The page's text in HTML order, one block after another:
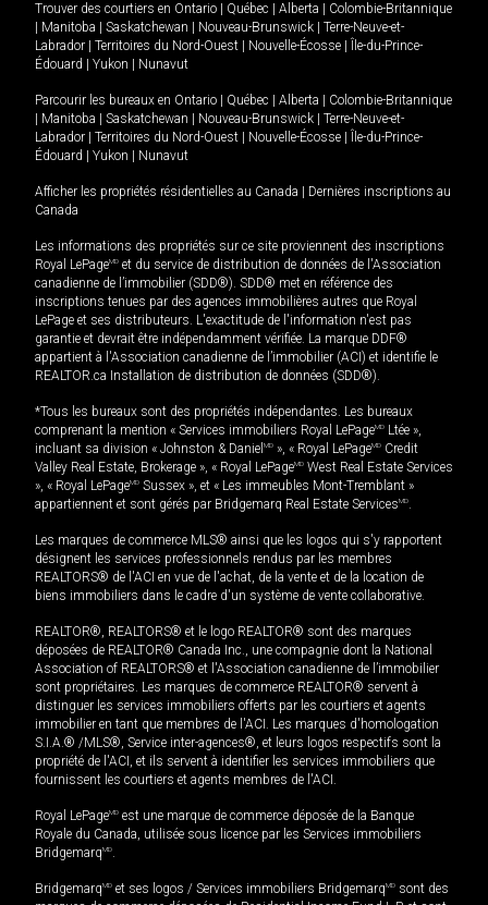
Trouver des courtiers en Ontario Québec Alberta
Colombie-Britannique
Manitoba Saskatchewan Nouveau-Brunswick
Terre-Neuve-et-
Labrador
Territoires du Nord-Ouest Nouvelle-Écosse
Île-du-Prince-
Édouard
Yukon Nunavut
Parcourir les bureaux en Ontario Québec Alberta
Colombie-Britannique
Manitoba Saskatchewan Nouveau-Brunswick
Terre-Neuve-et-
Labrador
Territoires du Nord-Ouest Nouvelle-Écosse
Île-du-Prince-
Édouard
Yukon Nunavut
Afficher les propriétés résidentielles au Canada
Dernières inscriptions au
Canada
Les informations des propriétés sur ce site proviennent des inscriptions
Royal LePageMD et du service de distribution de données de l'Association
canadienne de l’immobilier (SDD®). SDD® met en référence des
inscriptions tenues par des agences immobilières autres que Royal
LePage et ses distributeurs. L'exactitude de l'information n'est pas
garantie et devrait être indépendamment vérifiée. La marque DDF®
appartient à l'Association canadienne de l’immobilier (ACI) et identifie le
REALTOR.ca Installation de distribution de données (SDD®).
*Tous les bureaux sont des propriétés indépendantes. Les bureaux
comprenant la mention « Services immobiliers Royal LePageMD Ltée »,
incluant sa division « Johnston & Daniel MD », « Royal LePageMD Credit
Valley Real Estate, Brokerage », « Royal LePageMD West Real Estate Services
», « Royal LePageMD Sussex », et « Les immeubles Mont-Tremblant »
appartiennent et sont gérés par Bridgemarq Real Estate ServicesMD.
Les marques de commerce MLS® ainsi que les logos qui s'y rapportent
désignent les services professionnels rendus par les membres
REALTORS® de l'ACI en vue de l'achat, de la vente et de la location de
biens immobiliers dans le cadre d'un système de vente collaborative.
REALTOR®, REALTORS® et le logo REALTOR® sont des marques
déposées de REALTOR® Canada Inc., une compagnie dont la National
Association of REALTORS® et l'Association canadienne de l’immobilier
sont propriétaires. Les marques de commerce REALTOR® servent à
distinguer les services immobiliers offerts par les courtiers et agents
immobilier en tant que membres de l'ACI. Les marques d'homologation
S.I.A.® /MLS®, Service inter-agences®, et leurs logos respectifs sont la
propriété de l'ACI, et ils servent à identifier les services immobiliers que
fournissent les courtiers et agents membres de l'ACI.
Royal LePageMD est une marque de commerce déposée de la Banque
Royale du Canada, utilisée sous licence par les Services immobiliers
BridgemarqMD.
BridgemarqMD et ses logos / Services immobiliers BridgemarqMD sont des